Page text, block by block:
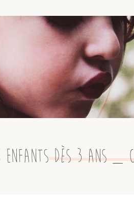
enfants dès 3 ans _